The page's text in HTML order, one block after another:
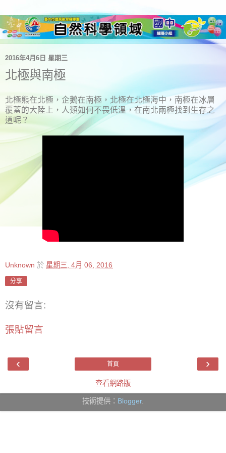
2016年4月6日 星期三
北極與南極
北極熊在北極，企鵝在南極，北極在北極海中，南極在冰層
覆蓋的大陸上，人類如何不畏低溫，在南北兩極找到生存之
道呢？
Unknown 於 星期三, 4月 06, 2016
分享
沒有留言:
張貼留言
‹ ›
首頁
查看網路版
技術提供： Blogger.